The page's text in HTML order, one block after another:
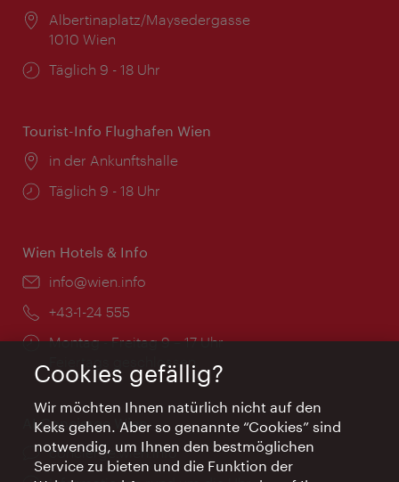
Ort:
Albertinaplatz/Maysedergasse
1010 Wien
Öffnungszeiten:
Täglich 9 - 18 Uhr
Tourist-Info Flughafen Wien
Ort:
in der Ankunftshalle
Öffnungszeiten:
Täglich 9 - 18 Uhr
Wien Hotels & Info
Email:
info@wien.info
Telefon:
+43-1-24 555
Öffnungszeiten:
Montag - Freitag 9 – 17 Uhr
Feiertags geschlossen
AI Concierge Wien
Ort:
concierge.wien.info
Cookies gefällig?
Wir möchten Ihnen natürlich nicht auf den
Keks gehen. Aber so genannte “Cookies” sind
notwendig, um Ihnen den bestmöglichen
Service zu bieten und die Funktion der